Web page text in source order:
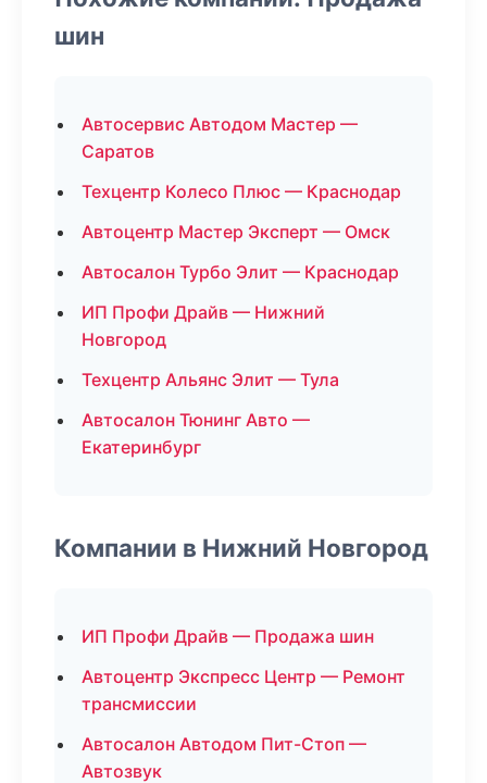
шин
Автосервис Автодом Мастер —
Саратов
Техцентр Колесо Плюс — Краснодар
Автоцентр Мастер Эксперт — Омск
Автосалон Турбо Элит — Краснодар
ИП Профи Драйв — Нижний
Новгород
Техцентр Альянс Элит — Тула
Автосалон Тюнинг Авто —
Екатеринбург
Компании в Нижний Новгород
ИП Профи Драйв — Продажа шин
Автоцентр Экспресс Центр — Ремонт
трансмиссии
Автосалон Автодом Пит-Стоп —
Автозвук